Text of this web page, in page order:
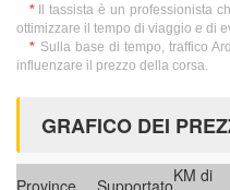
*Il tassista è un professionista
ottimizzare il tempo di viaggio e di
* Sulla base di tempo, traffico
influenzare il prezzo della corsa.
GRAFICO DEI
Province SupportatoKM di